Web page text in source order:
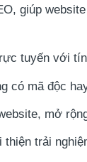
giúp
tuyến với
có mã độc
mở
trải